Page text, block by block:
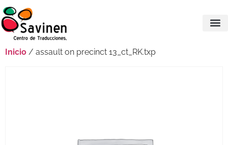
Inicio / assault on precinct 13_ct_RK.txp